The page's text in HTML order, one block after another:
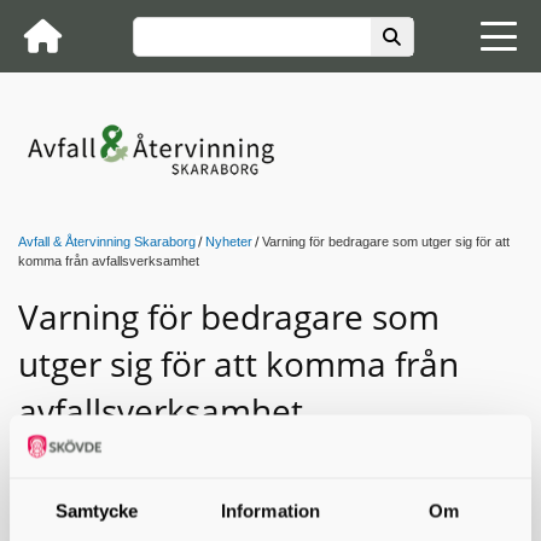
Samtycke Information Om
Avfall & Återvinning Skaraborg Nyheter
Varning för bedragare som utger sig för att
komma från avfallsverksamhet
Varning för bedragare som
utger sig för att komma från
avfallsverksamhet
Avfall & Återvinning Skaraborg vill informera om
landet där personer utger sig för att representera